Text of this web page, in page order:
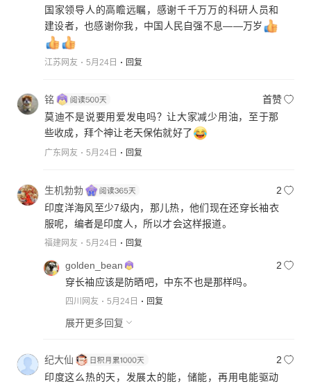
国家领导人的高瞻远瞩，感谢千千万万的科研人员和
建设者，也感谢你我，中国人民自强不息——万岁
江苏网友 5月24日 回复
铭
首赞
莫迪不是说要用爱发电吗？让大家减少用油，至于那
些收成，拜个神让老天保佑就好了
广东网友 5月24日 回复
生机勃勃
2
印度洋海风至少7级内，那儿热，他们现在还穿长袖衣
服呢，编者是印度人，所以才会这样报道。
福建网友 5月24日 回复
golden_bean
2
穿长袖应该是防晒吧，中东不也是那样吗。
四川网友 5月24日 回复
展开更多回复
纪大仙
2
印度这么热的天，发展太的能，储能，再用电能驱动